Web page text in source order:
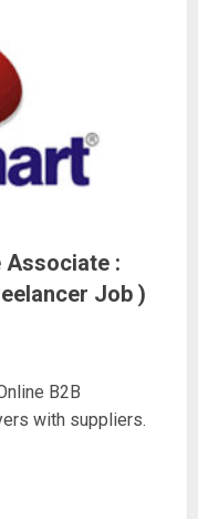
Associate :
Job )
B2B
with suppliers.